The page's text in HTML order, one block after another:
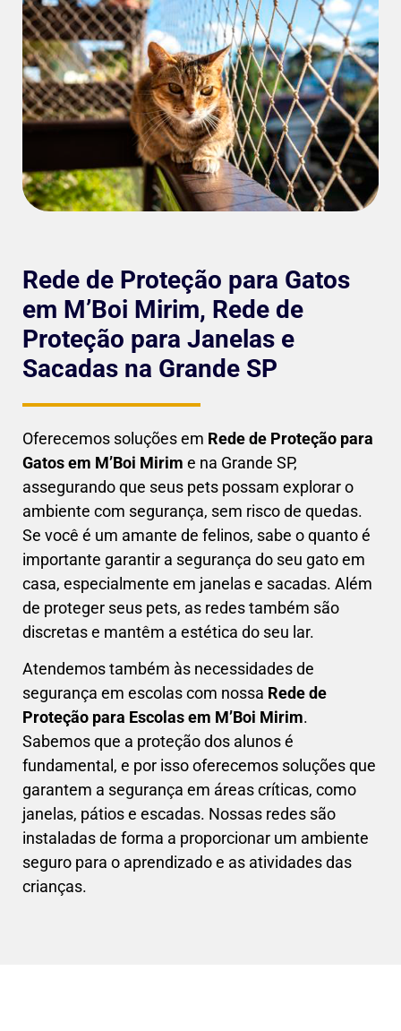
Rede de Proteção para Gatos
em M’Boi Mirim, Rede de
Proteção para Janelas e
Sacadas na Grande SP
Oferecemos soluções em Rede de Proteção para
Gatos em M’Boi Mirim e na Grande SP,
assegurando que seus pets possam explorar o
ambiente com segurança, sem risco de quedas.
Se você é um amante de felinos, sabe o quanto é
importante garantir a segurança do seu gato em
casa, especialmente em janelas e sacadas. Além
de proteger seus pets, as redes também são
discretas e mantêm a estética do seu lar.
Atendemos também às necessidades de
segurança em escolas com nossa Rede de
Proteção para Escolas em M’Boi Mirim.
Sabemos que a proteção dos alunos é
fundamental, e por isso oferecemos soluções que
garantem a segurança em áreas críticas, como
janelas, pátios e escadas. Nossas redes são
instaladas de forma a proporcionar um ambiente
seguro para o aprendizado e as atividades das
crianças.